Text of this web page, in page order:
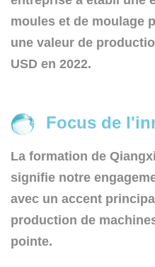
quotidienne avec nos
pétillante, combinant la
conscience
moules et de moulage
une valeur de
USD en 2022.
Focus de
La formation de
signifie notre
avec un accent
production de
pointe.